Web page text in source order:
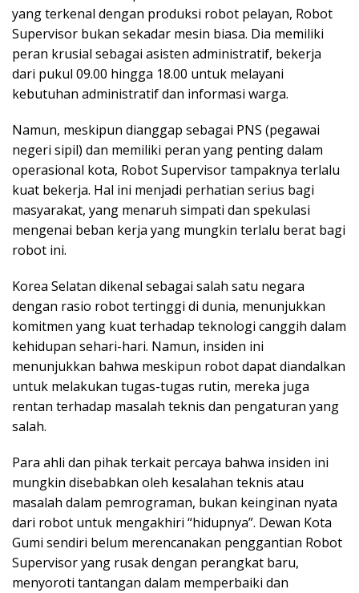
yang terkenal dengan produksi robot pelayan, Robot
Supervisor bukan sekadar mesin biasa. Dia memiliki
peran krusial sebagai asisten administratif, bekerja
dari pukul 09.00 hingga 18.00 untuk melayani
kebutuhan administratif dan informasi warga.
Namun, meskipun dianggap sebagai PNS (pegawai
negeri sipil) dan memiliki peran yang penting dalam
operasional kota, Robot Supervisor tampaknya terlalu
kuat bekerja. Hal ini menjadi perhatian serius bagi
masyarakat, yang menaruh simpati dan spekulasi
mengenai beban kerja yang mungkin terlalu berat bagi
robot ini.
Korea Selatan dikenal sebagai salah satu negara
dengan rasio robot tertinggi di dunia, menunjukkan
komitmen yang kuat terhadap teknologi canggih dalam
kehidupan sehari-hari. Namun, insiden ini
menunjukkan bahwa meskipun robot dapat diandalkan
untuk melakukan tugas-tugas rutin, mereka juga
rentan terhadap masalah teknis dan pengaturan yang
salah.
Para ahli dan pihak terkait percaya bahwa insiden ini
mungkin disebabkan oleh kesalahan teknis atau
masalah dalam pemrograman, bukan keinginan nyata
dari robot untuk mengakhiri “hidupnya”. Dewan Kota
Gumi sendiri belum merencanakan penggantian Robot
Supervisor yang rusak dengan perangkat baru,
menyoroti tantangan dalam memperbaiki dan